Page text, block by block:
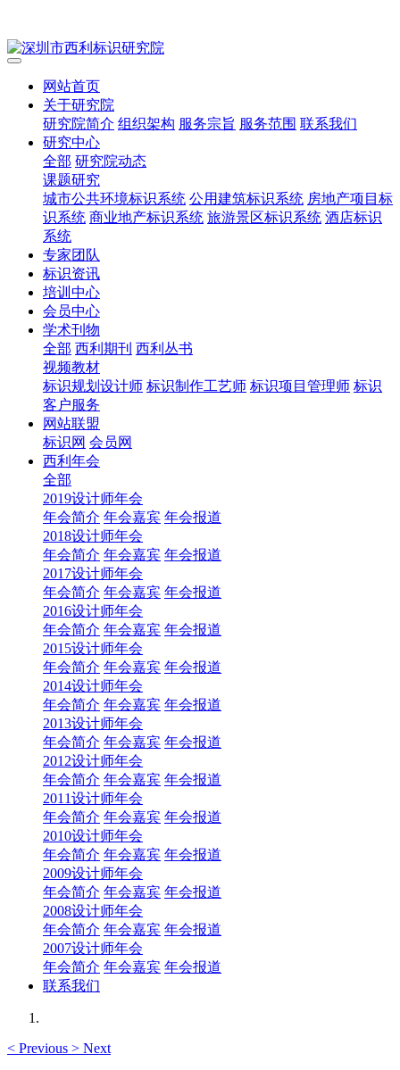
网站首页
关于研究院
研究院简介 组织架构 服务宗旨 服务范围 联系我们
研究中心
全部 研究院动态
课题研究
城市公共环境标识系统 公用建筑标识系统 房地产项目标
识系统 商业地产标识系统 旅游景区标识系统 酒店标识
系统
专家团队
标识资讯
培训中心
会员中心
学术刊物
全部 西利期刊 西利丛书
视频教材
标识规划设计师 标识制作工艺师 标识项目管理师 标识
客户服务
网站联盟
标识网 会员网
西利年会
全部
2019设计师年会
年会简介 年会嘉宾 年会报道
2018设计师年会
年会简介 年会嘉宾 年会报道
2017设计师年会
年会简介 年会嘉宾 年会报道
2016设计师年会
年会简介 年会嘉宾 年会报道
2015设计师年会
年会简介 年会嘉宾 年会报道
2014设计师年会
年会简介 年会嘉宾 年会报道
2013设计师年会
年会简介 年会嘉宾 年会报道
2012设计师年会
年会简介 年会嘉宾 年会报道
2011设计师年会
年会简介 年会嘉宾 年会报道
2010设计师年会
年会简介 年会嘉宾 年会报道
2009设计师年会
年会简介 年会嘉宾 年会报道
2008设计师年会
年会简介 年会嘉宾 年会报道
2007设计师年会
年会简介 年会嘉宾 年会报道
联系我们
< Previous > Next